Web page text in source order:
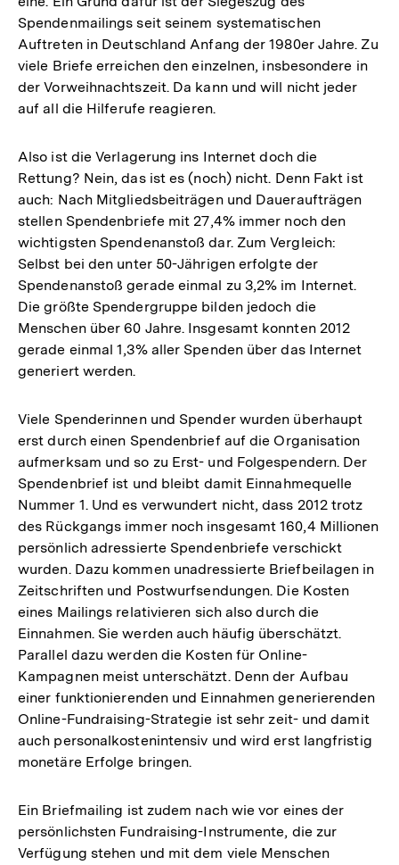
Spendenmailings seit seinem systematischen
Auftreten in Deutschland Anfang der 1980er Jahre. Zu
viele Briefe erreichen den einzelnen, insbesondere in
der Vorweihnachtszeit. Da kann und will nicht jeder
auf all die Hilferufe reagieren.
Also ist die Verlagerung ins Internet doch die
Rettung? Nein, das ist es (noch) nicht. Denn Fakt ist
auch: Nach Mitgliedsbeiträgen und Daueraufträgen
stellen Spendenbriefe mit 27,4% immer noch den
wichtigsten Spendenanstoß dar. Zum Vergleich:
Selbst bei den unter 50-Jährigen erfolgte der
Spendenanstoß gerade einmal zu 3,2% im Internet.
Die größte Spendergruppe bilden jedoch die
Menschen über 60 Jahre. Insgesamt konnten 2012
gerade einmal 1,3% aller Spenden über das Internet
generiert werden.
Viele Spenderinnen und Spender wurden überhaupt
erst durch einen Spendenbrief auf die Organisation
aufmerksam und so zu Erst- und Folgespendern. Der
Spendenbrief ist und bleibt damit Einnahmequelle
Nummer 1. Und es verwundert nicht, dass 2012 trotz
des Rückgangs immer noch insgesamt 160,4 Millionen
persönlich adressierte Spendenbriefe verschickt
wurden. Dazu kommen unadressierte Briefbeilagen in
Zeitschriften und Postwurfsendungen. Die Kosten
eines Mailings relativieren sich also durch die
Einnahmen. Sie werden auch häufig überschätzt.
Parallel dazu werden die Kosten für Online-
Kampagnen meist unterschätzt. Denn der Aufbau
einer funktionierenden und Einnahmen generierenden
Online-Fundraising-Strategie ist sehr zeit- und damit
auch personalkostenintensiv und wird erst langfristig
monetäre Erfolge bringen.
Ein Briefmailing ist zudem nach wie vor eines der
persönlichsten Fundraising-Instrumente, die zur
Verfügung stehen und mit dem viele Menschen